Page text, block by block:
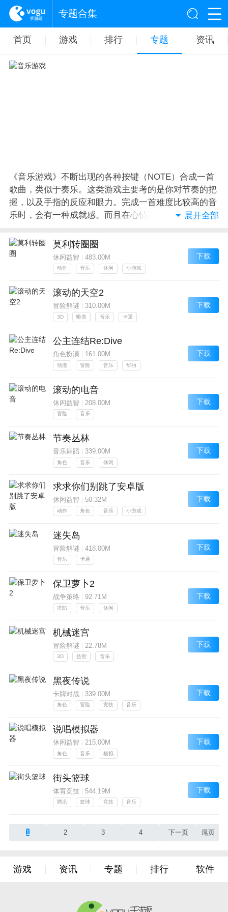
专题合集
首页 游戏 排行 专题 资讯
《音乐游戏》不断出现的各种按键（NOTE）合成一首
歌曲，类似于奏乐。这类游戏主要考的是你对节奏的把
握，以及手指的反应和眼力。完成一首难度比较高的音
乐时，会有一种成就感。而且在心情不好的时候 弹一
展开全部
莫利转圈圈
休闲益智 483.00M
动作 音乐 休闲 小游戏
下载
滚动的天空2
冒险解谜 310.00M
3D 唯美 音乐 卡通
下载
公主连结Re:Dive
角色扮演 161.00M
动漫 冒险 音乐 华丽
下载
滚动的电音
休闲益智 208.00M
冒险 音乐
下载
节奏丛林
音乐舞蹈 339.00M
角色 音乐 休闲
下载
求求你们别跳了安卓版
休闲益智 50.32M
动作 角色 音乐 小游戏
下载
迷失岛
冒险解谜 418.00M
音乐 卡通
下载
保卫萝卜2
战争策略 92.71M
塔防 音乐 休闲
下载
机械迷宫
冒险解谜 22.78M
3D 益智 音乐
下载
黑夜传说
卡牌对战 339.00M
角色 冒险 竞技 音乐
下载
说唱模拟器
休闲益智 215.00M
角色 音乐 模拟
下载
街头篮球
体育竞技 544.19M
腾讯 篮球 竞技 音乐
下载
1 2 3 4 下一页 尾页
游戏 资讯 专题 排行 软件